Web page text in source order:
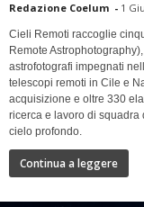
Redazione Coelum - 1
Cieli Remoti raccoglie
Remote
astrofotografi impegnati
telescopi remoti in Cile e
acquisizione e oltre 330
ricerca e lavoro di squadra
cielo profondo.
Continua a leggere